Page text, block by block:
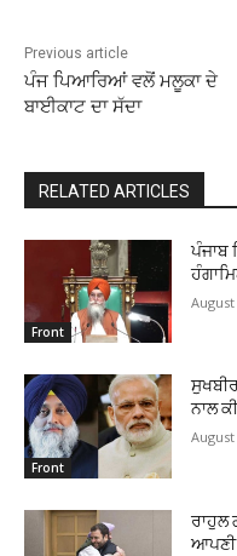
Previous article
ਪੰਜ ਪਿਆਰਿਆਂ ਵਲੋਂ ਮਲੂਕਾ ਦੇ
ਬਾਈਕਾਟ ਦਾ ਸੱਦਾ
RELATED ARTICLES
Front
ਪੰਜਾਬ
August
Front
ਨਾਲ
August
ਰਾਹੁਲ
ਆਪਣੀ